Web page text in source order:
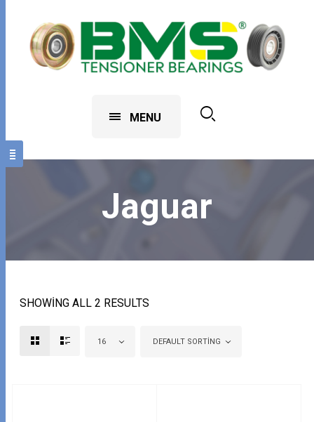
MENU
Jaguar
SHOWING ALL 2 RESULTS
16 DEFAULT SORTING